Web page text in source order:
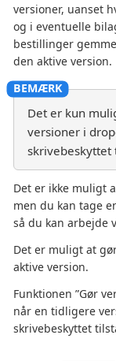
versioner, uanset
og i eventuelle
bestillinger
den aktive version.
Det er kun
versioner i
skrivebeskyttet
Det er ikke muligt
men du kan tage
så du kan arbejde
Det er muligt at
aktive version.
Funktionen ”Gør
når en tidligere
skrivebeskyttet